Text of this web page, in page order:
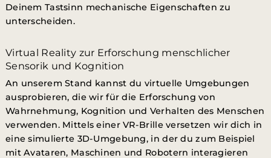
Deinem Tastsinn mechanische Eigenschaften zu
unterscheiden.
Virtual Reality zur Erforschung menschlicher
Sensorik und Kognition
An unserem Stand kannst du virtuelle Umgebungen
ausprobieren, die wir für die Erforschung von
Wahrnehmung, Kognition und Verhalten des Menschen
verwenden. Mittels einer VR-Brille versetzen wir dich in
eine simulierte 3D-Umgebung, in der du zum Beispiel
mit Avataren, Maschinen und Robotern interagieren